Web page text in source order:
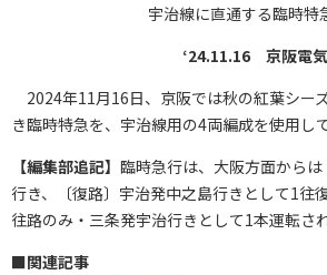
宇治線に直通する臨時特
‘24.11.16 京阪電
2024年11月16日、京阪では秋の紅葉シー
き臨時特急を、宇治線用の4両編成を使用し
【編集部追記】 臨時急行は、大阪方面から
行き、〔復路〕宇治発中之島行きとして1往
往路のみ・三条発宇治行きとして1本運転され
■関連記事